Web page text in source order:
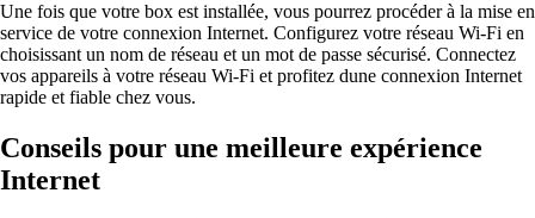
Une fois que votre box est installée, vous pourrez procéder à la mise en
service de votre connexion Internet. Configurez votre réseau Wi-Fi en
choisissant un nom de réseau et un mot de passe sécurisé. Connectez
vos appareils à votre réseau Wi-Fi et profitez dune connexion Internet
rapide et fiable chez vous.
Conseils pour une meilleure expérience
Internet